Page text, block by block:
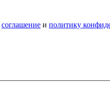
соглашение и политику